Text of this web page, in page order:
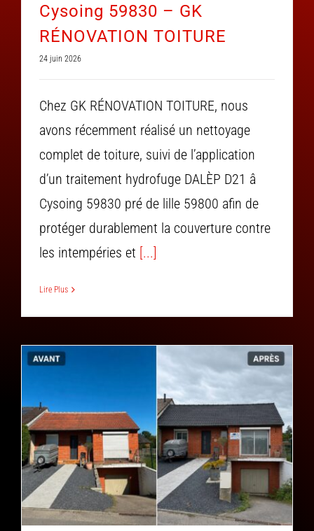
Cysoing 59830 – GK
RÉNOVATION TOITURE
24 juin 2026
Chez GK RÉNOVATION TOITURE, nous
avons récemment réalisé un nettoyage
complet de toiture, suivi de l’application
d’un traitement hydrofuge DALÈP D21 â
Cysoing 59830 pré de lille 59800 afin de
protéger durablement la couverture contre
les intempéries et [...]
Lire Plus